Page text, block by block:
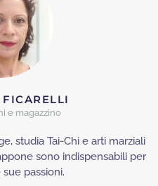
e magazzino
studia Tai-Chi e arti marziali
sono indispensabili per
passioni.